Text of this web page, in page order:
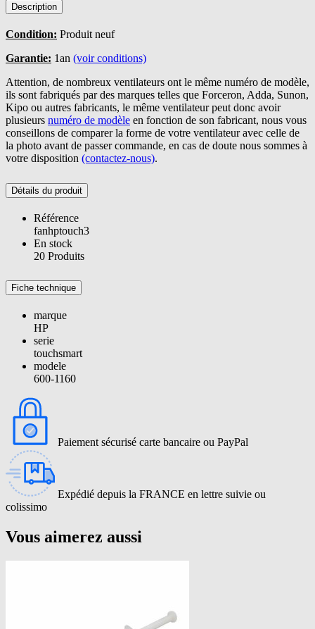
Description
Condition: Produit neuf
Garantie: 1an (voir conditions)
Attention, de nombreux ventilateurs ont le même numéro de modèle,
ils sont fabriqués par des marques telles que Forceron, Adda, Sunon,
Kipo ou autres fabricants, le même ventilateur peut donc avoir
plusieurs numéro de modèle en fonction de son fabricant, nous vous
conseillons de comparer la forme de votre ventilateur avec celle de
la photo avant de passer commande, en cas de doute nous sommes à
votre disposition (contactez-nous).
Détails du produit
Référence
fanhptouch3
En stock
20 Produits
Fiche technique
marque
HP
serie
touchsmart
modele
600-1160
Paiement sécurisé carte bancaire ou PayPal
Expédié depuis la FRANCE en lettre suivie ou
colissimo
Vous aimerez aussi